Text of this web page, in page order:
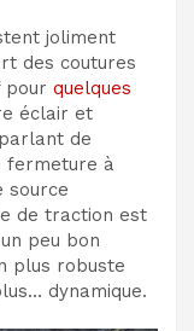
joliment
des coutures
pour quelques
éclair et
de
fermeture à
source
de traction est
peu bon
plus robuste
dynamique.